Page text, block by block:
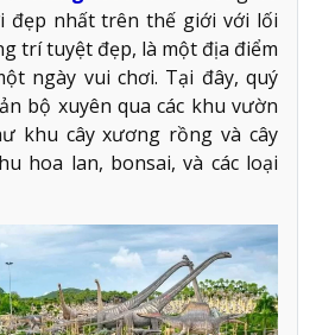
đẹp nhất trên thế giới với lối
trí tuyệt đẹp, là một địa điểm
ngày vui chơi. Tại đây, quý
bộ xuyên qua các khu vườn
khu cây xương rồng và cây
hoa lan, bonsai, và các loại